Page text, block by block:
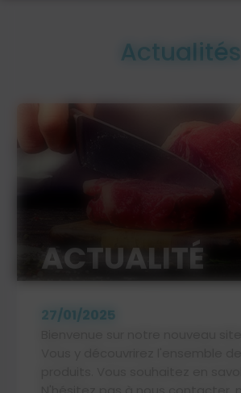
Actualités
ACTUALITÉ
27/01/2025